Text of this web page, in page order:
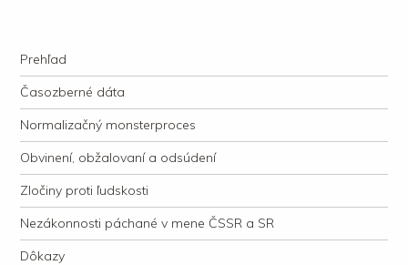
justície
Navigation
Skip to content
Prehľad
Časozberné dáta
Normalizačný monsterproces
Obvinení, obžalovaní a odsúdení
Zločiny proti ľudskosti
Nezákonnosti páchané v mene ČSSR a SR
Dôkazy